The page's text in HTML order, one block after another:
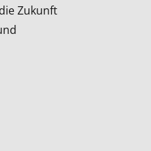
Zukunft